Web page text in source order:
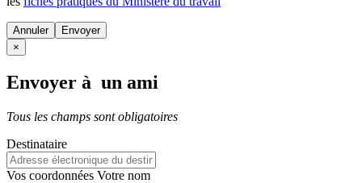
Annuler
×
Envoyer à un ami
Tous les champs sont obligatoires
Destinataire
Vos coordonnées Votre nom